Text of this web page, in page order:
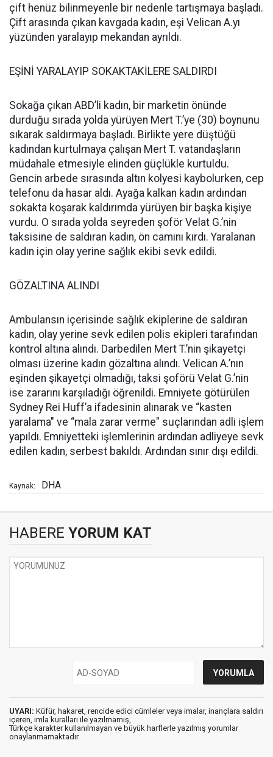
çift henüz bilinmeyenle bir nedenle tartışmaya başladı.
Çift arasında çıkan kavgada kadın, eşi Velican A.yı
yüzünden yaralayıp mekandan ayrıldı.
EŞİNİ YARALAYIP SOKAKTAKİLERE SALDIRDI
Sokağa çıkan ABD’li kadın, bir marketin önünde
durduğu sırada yolda yürüyen Mert T.’ye (30) boynunu
sıkarak saldırmaya başladı. Birlikte yere düştüğü
kadından kurtulmaya çalışan Mert T. vatandaşların
müdahale etmesiyle elinden güçlükle kurtuldu.
Gencin arbede sırasında altın kolyesi kaybolurken, cep
telefonu da hasar aldı. Ayağa kalkan kadın ardından
sokakta koşarak kaldırımda yürüyen bir başka kişiye
vurdu. O sırada yolda seyreden şoför Velat G.’nin
taksisine de saldıran kadın, ön camını kırdı. Yaralanan
kadın için olay yerine sağlık ekibi sevk edildi.
GÖZALTINA ALINDI
Ambulansın içerisinde sağlık ekiplerine de saldıran
kadın, olay yerine sevk edilen polis ekipleri tarafından
kontrol altına alındı. Darbedilen Mert T.’nin şikayetçi
olması üzerine kadın gözaltına alındı. Velican A.’nın
eşinden şikayetçi olmadığı, taksi şoförü Velat G.’nin
ise zararını karşıladığı öğrenildi. Emniyete götürülen
Sydney Rei Huff’a ifadesinin alınarak ve “kasten
yaralama" ve “mala zarar verme" suçlarından adli işlem
yapıldı. Emniyetteki işlemlerinin ardından adliyeye sevk
edilen kadın, serbest bakıldı. Ardından sınır dışı edildi.
Kaynak: DHA
HABERE YORUM KAT
UYARI: Küfür, hakaret, rencide edici cümleler veya imalar, inançlara saldırı
içeren, imla kuralları ile yazılmamış,
Türkçe karakter kullanılmayan ve büyük harflerle yazılmış yorumlar
onaylanmamaktadır.